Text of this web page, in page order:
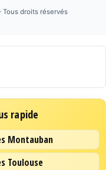
Tous droits réservés
rapide
Montauban
Toulouse